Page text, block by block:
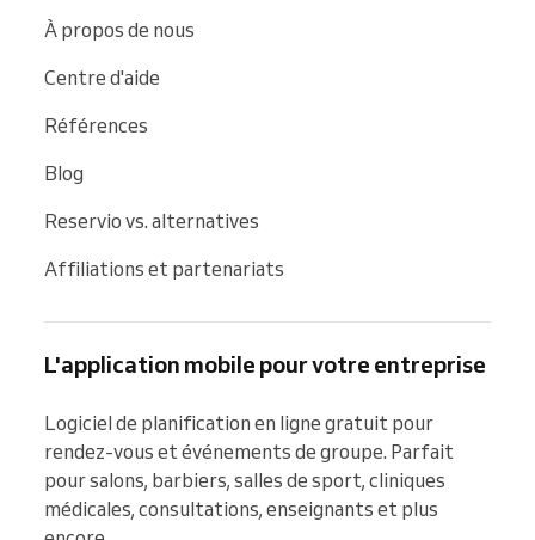
À propos de nous
Centre d'aide
Références
Blog
Reservio vs. alternatives
Affiliations et partenariats
L'application mobile pour votre entreprise
Logiciel de planification en ligne gratuit pour
rendez-vous et événements de groupe. Parfait
pour salons, barbiers, salles de sport, cliniques
médicales, consultations, enseignants et plus